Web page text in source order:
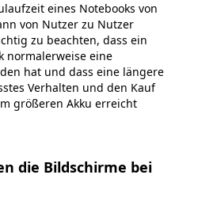
eines Notebooks von
von Nutzer zu Nutzer
zu beachten, dass ein
normalerweise eine
hat und dass eine längere
Verhalten und den Kauf
größeren Akku erreicht
die Bildschirme bei